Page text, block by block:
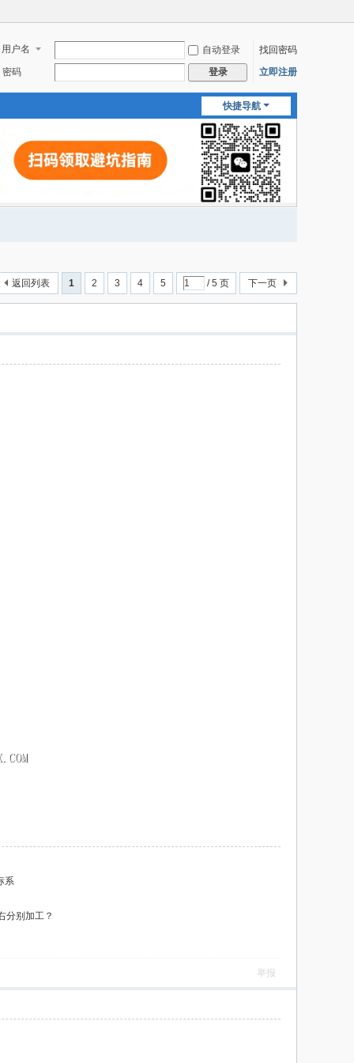
用户名 自动登录
找回密码
密码
登录 立即注册
快捷导航
1 2 3 4 5 / 5 页 下一页
返回列表
系
分别加工？
举报